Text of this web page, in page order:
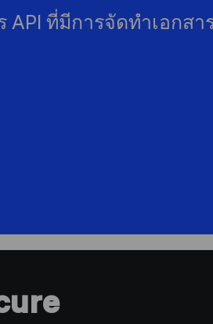
API ที่มีการจัดทำเอกส